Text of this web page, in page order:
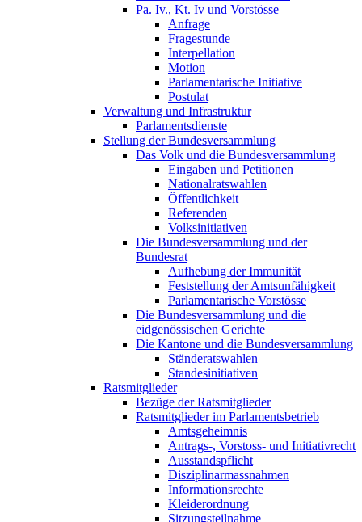
Pa. Iv., Kt. Iv und Vorstösse
Anfrage
Fragestunde
Interpellation
Motion
Parlamentarische Initiative
Postulat
Verwaltung und Infrastruktur
Parlamentsdienste
Stellung der Bundesversammlung
Das Volk und die Bundesversammlung
Eingaben und Petitionen
Nationalratswahlen
Öffentlichkeit
Referenden
Volksinitiativen
Die Bundesversammlung und der
Bundesrat
Aufhebung der Immunität
Feststellung der Amtsunfähigkeit
Parlamentarische Vorstösse
Die Bundesversammlung und die
eidgenössischen Gerichte
Die Kantone und die Bundesversammlung
Ständeratswahlen
Standesinitiativen
Ratsmitglieder
Bezüge der Ratsmitglieder
Ratsmitglieder im Parlamentsbetrieb
Amtsgeheimnis
Antrags-, Vorstoss- und Initiativrecht
Ausstandspflicht
Disziplinarmassnahmen
Informationsrechte
Kleiderordnung
Sitzungsteilnahme